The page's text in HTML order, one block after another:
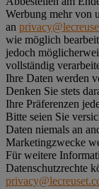
Werbung mehr von
an
wie möglich
jedoch
vollständig
Ihre Daten werden
Denken Sie stets
Ihre Präferenzen
Bitte seien Sie
Daten niemals an
Marketingzwecke
Für weitere
Datenschutzrechte